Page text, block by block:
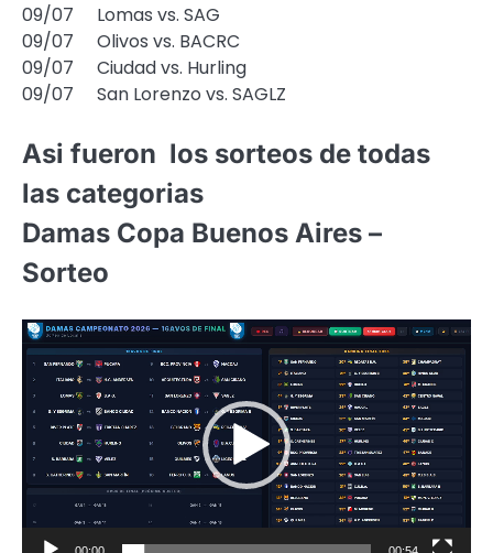
09/07
Lomas vs. SAG
09/07
Olivos vs. BACRC
09/07
Ciudad vs. Hurling
09/07
San Lorenzo vs. SAGLZ
Asi fueron los sorteos de todas
las categorias
Damas Copa Buenos Aires –
Sorteo
Reproductor
de
video